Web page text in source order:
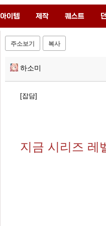
아이템 제작 퀘스트
주소보기 복사
하소미
[잡담]
지금 시리즈 레